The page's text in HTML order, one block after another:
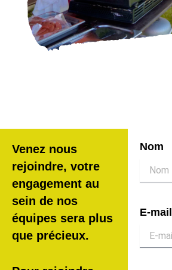
Venez nous
rejoindre, votre
engagement au
sein de nos
équipes sera plus
que précieux.
Nom
E-mail